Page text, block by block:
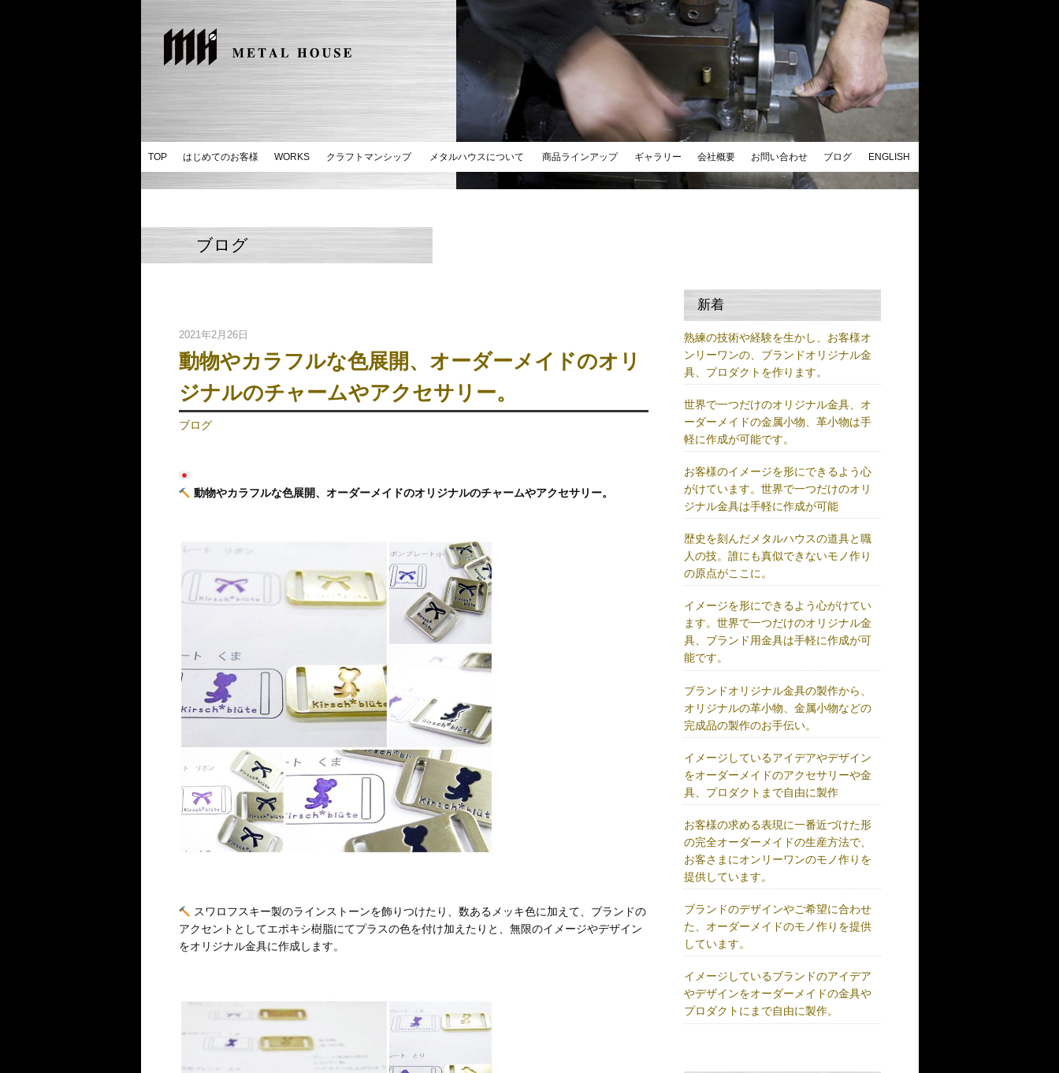
TOP はじめてのお客様 WORKS クラフトマンシップ メタルハウスについて 商品ラインアップ ギャラリー 会社概要 お問い合わせ ブログ ENGLISH
ブログ
2021年2月26日
動物やカラフルな色展開、オーダーメイドのオリ
ジナルのチャームやアクセサリー。
ブログ
動物やカラフルな色展開、オーダーメイドのオリジナルのチャームやアクセサリー。
スワロフスキー製のラインストーンを飾りつけたり、数あるメッキ色に加えて、ブランドの
アクセントとしてエポキシ樹脂にてプラスの色を付け加えたりと、無限のイメージやデザイン
をオリジナル金具に作成します。
新着
熟練の技術や経験を生かし、お客様オ
ンリーワンの、ブランドオリジナル金
具、プロダクトを作ります。
世界で一つだけのオリジナル金具、オ
ーダーメイドの金属小物、革小物は手
軽に作成が可能です。
お客様のイメージを形にできるよう心
がけています。世界で一つだけのオリ
ジナル金具は手軽に作成が可能
歴史を刻んだメタルハウスの道具と職
人の技。誰にも真似できないモノ作り
の原点がここに。
イメージを形にできるよう心がけてい
ます。世界で一つだけのオリジナル金
具、ブランド用金具は手軽に作成が可
能です。
ブランドオリジナル金具の製作から、
オリジナルの革小物、金属小物などの
完成品の製作のお手伝い。
イメージしているアイデアやデザイン
をオーダーメイドのアクセサリーや金
具、プロダクトまで自由に製作
お客様の求める表現に一番近づけた形
の完全オーダーメイドの生産方法で、
お客さまにオンリーワンのモノ作りを
提供しています。
ブランドのデザインやご希望に合わせ
た、オーダーメイドのモノ作りを提供
しています。
イメージしているブランドのアイデア
やデザインをオーダーメイドの金具や
プロダクトにまで自由に製作。